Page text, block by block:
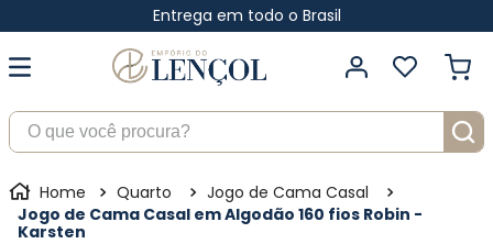
Entrega em todo o Brasil
O que você procura?
Quarto
Jogo de Cama Casal
Jogo de Cama Casal em Algodão 160 fios Robin -
Karsten